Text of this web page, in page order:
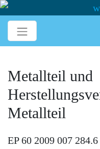
Metallteil und
Metallteil
EP 60 2009 007